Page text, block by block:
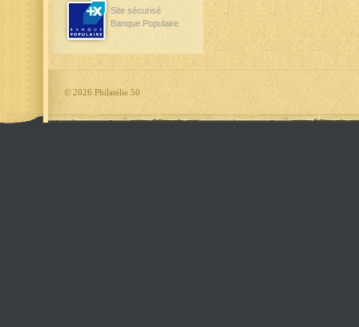
Site sécurisé
Banque Populaire
© 2026 Philatélie 50